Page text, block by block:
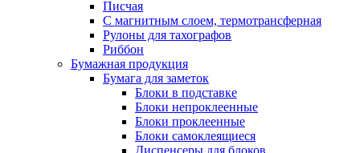
Писчая
С магнитным слоем, термотрансферная
Рулоны для тахографов
Риббон
Бумажная продукция
Бумага для заметок
Блоки в подставке
Блоки непроклеенные
Блоки проклеенные
Блоки самоклеящиеся